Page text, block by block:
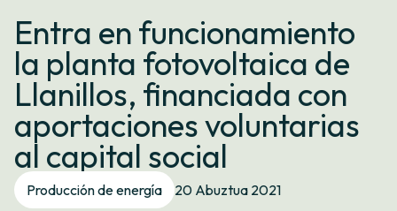
Tarifak
Zerbitzuak
Enpresak
Kooperatiba
Kontaktua
Izapideak
Bulego Birtuala
Entra en funcionamiento
la planta fotovoltaica de
Llanillos, financiada con
aportaciones voluntarias
al capital social
Producción de energía 20 Abuztua 2021